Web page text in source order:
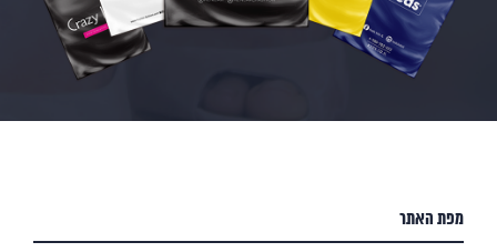
מפת האתר